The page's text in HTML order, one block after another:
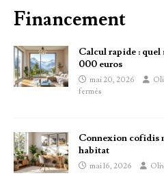
Financement
Calcul rapide :
000 euros
mai 20, 2026
fermés
Connexion cofidis
habitat
mai 16, 2026